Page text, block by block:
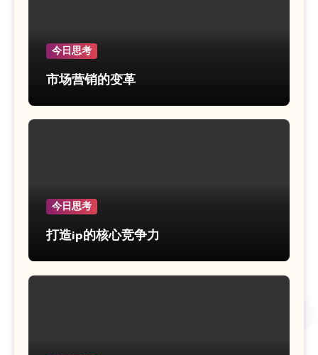
今日思考
市场营销的变革
今日思考
打造ip的核心竞争力